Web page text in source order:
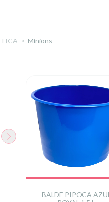
> Minions
BALDE PIPOCA AZUL